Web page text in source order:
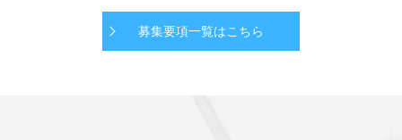
募集要項一覧はこちら